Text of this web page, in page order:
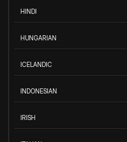
HINDI
HUNGARIAN
ICELANDIC
INDONESIAN
IRISH